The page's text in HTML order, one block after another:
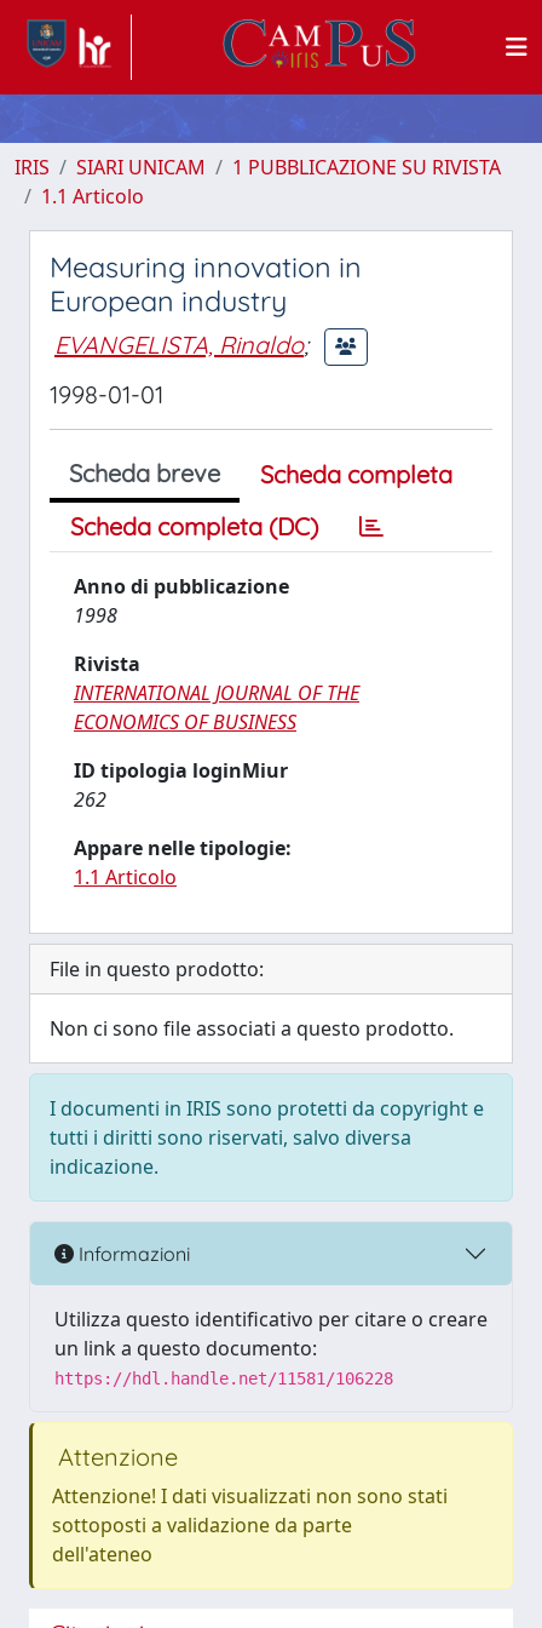
IRIS SIARI UNICAM
1 PUBBLICAZIONE SU RIVISTA
1.1 Articolo
Measuring innovation in
European industry
EVANGELISTA, Rinaldo;
1998-01-01
Scheda breve
Scheda completa
Scheda completa (DC)
Anno di pubblicazione
1998
Rivista
INTERNATIONAL JOURNAL OF THE
ECONOMICS OF BUSINESS
ID tipologia loginMiur
262
Appare nelle tipologie:
1.1 Articolo
File in questo prodotto:
Non ci sono file associati a questo prodotto.
I documenti in IRIS sono protetti da copyright e
tutti i diritti sono riservati, salvo diversa
indicazione.
Informazioni
Utilizza questo identificativo per citare o creare
un link a questo documento:
https://hdl.handle.net/11581/106228
Attenzione
Attenzione! I dati visualizzati non sono stati
sottoposti a validazione da parte
dell'ateneo